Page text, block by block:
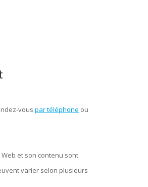
vous par téléphone ou
et son contenu sont
varier selon plusieurs